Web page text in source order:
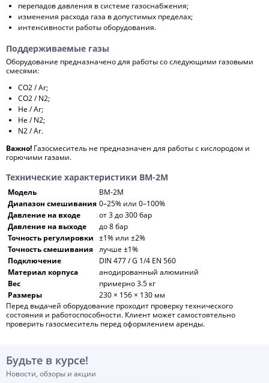
перепадов давления в системе газоснабжения;
изменения расхода газа в допустимых пределах;
интенсивности работы оборудования.
Поддерживаемые газы
Оборудование предназначено для работы со следующими газовыми
смесями:
CO2 / Ar;
CO2 / N2;
He / Ar;
He / N2;
N2 / Ar.
Важно! Газосмеситель не предназначен для работы с кислородом и
горючими газами.
Технические характеристики BM-2M
Модель
BM-2M
Диапазон смешивания 0–25% или 0–100%
Давление на входе
от 3 до 300 бар
Давление на выходе
до 8 бар
Точность регулировки ±1% или ±2%
Точность смешивания лучше ±1%
Подключение
DIN 477 / G 1/4 EN 560
Материал корпуса
анодированный алюминий
Вес
примерно 3.5 кг
Размеры
230 × 156 × 130 мм
Перед выдачей оборудование проходит проверку технического
состояния и работоспособности. Клиент может самостоятельно
проверить газосмеситель перед оформлением аренды.
Будьте в курсе!
Новости, обзоры и акции